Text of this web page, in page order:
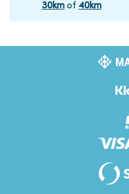
30km of 40km